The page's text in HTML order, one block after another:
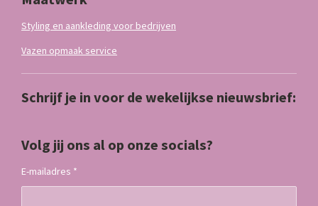
Styling en aankleding voor bedrijven
Vazen opmaak service
Schrijf je in voor de wekelijkse nieuwsbrief:
Volg jij ons al op onze socials?
E-mailadres *